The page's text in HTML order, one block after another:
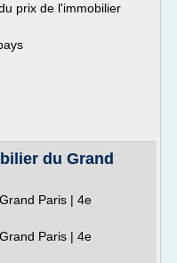
prix de l'immobilier
du Grand
Paris | 4e
Paris | 4e